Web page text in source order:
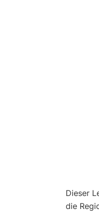
Dieser
die